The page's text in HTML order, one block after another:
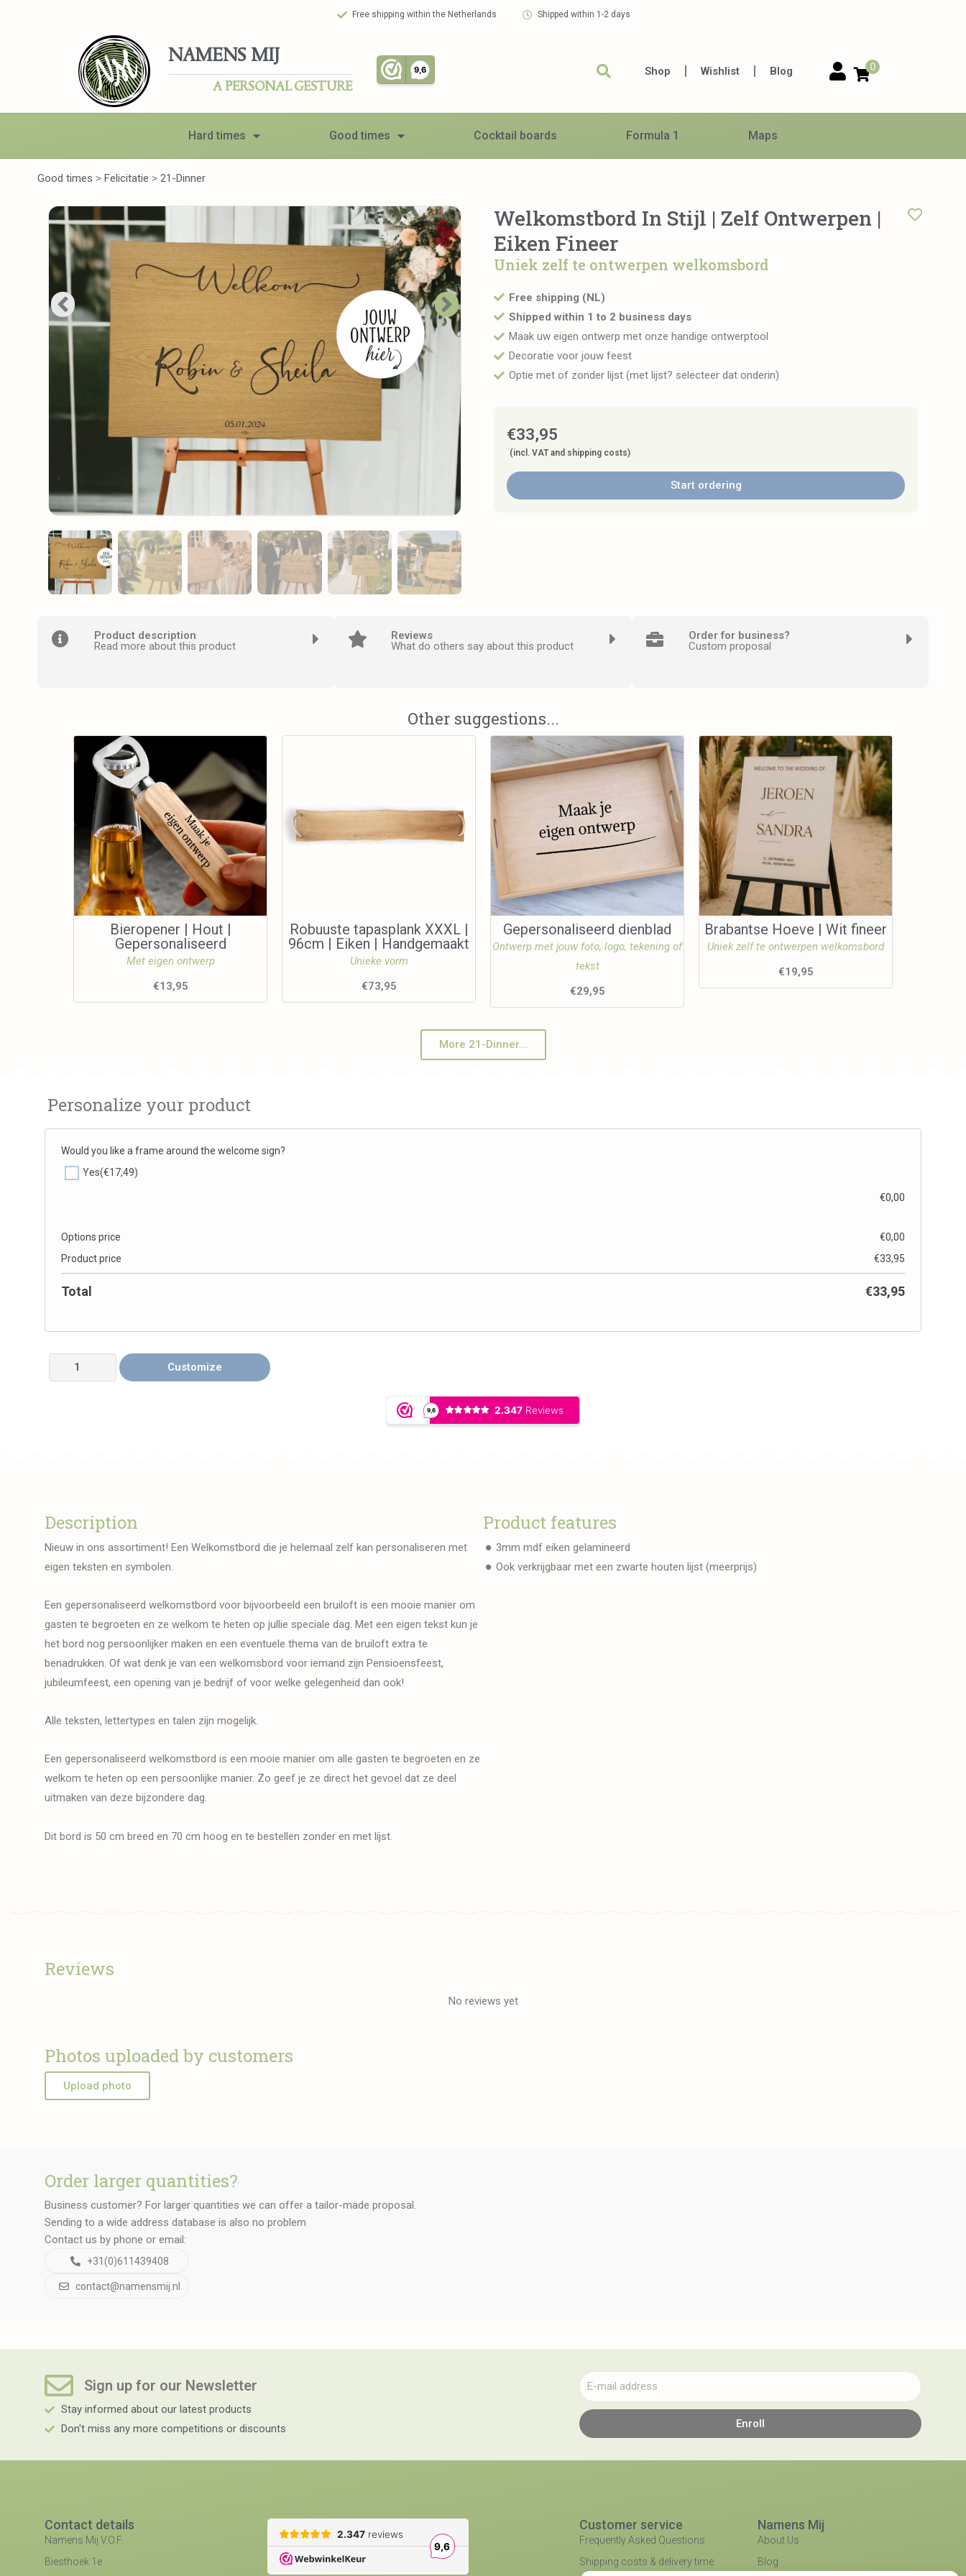
Free shipping within the Netherlands Shipped within 1-2 days
NAMENS MIJ
A PERSONAL GESTURE
Shop Wishlist Blog 0
Hard times Good times Cocktail boards Formula 1 Maps
Good times > Felicitatie > 21-Dinner
Welkomstbord In Stijl | Zelf Ontwerpen |
Eiken Fineer
Uniek zelf te ontwerpen welkomsbord
Free shipping (NL)
Shipped within 1 to 2 business days
Maak uw eigen ontwerp met onze handige ontwerptool
Decoratie voor jouw feest
Optie met of zonder lijst (met lijst? selecteer dat onderin)
€33,95
(incl. VAT and shipping costs)
Start ordering
Product description
Read more about this product
Reviews
What do others say about this product
Order for business?
Custom proposal
Other suggestions...
Bieropener | Hout |
Gepersonaliseerd
Met eigen ontwerp
€13,95
Robuuste tapasplank XXXL |
96cm | Eiken | Handgemaakt
Unieke vorm
€73,95
Gepersonaliseerd dienblad
Ontwerp met jouw foto, logo, tekening of
tekst
€29,95
Brabantse Hoeve | Wit fineer
Uniek zelf te ontwerpen welkomsbord
€19,95
More 21-Dinner...
Personalize your product
Would you like a frame around the welcome sign?
Yes(€17,49)
€0,00
Options price €0,00
Product price
€33,95
Total €33,95
Customize
Description
Nieuw in ons assortiment! Een Welkomstbord die je helemaal zelf kan personaliseren met
eigen teksten en symbolen.
Een gepersonaliseerd welkomstbord voor bijvoorbeeld een bruiloft is een mooie manier om
gasten te begroeten en ze welkom te heten op jullie speciale dag. Met een eigen tekst kun je
het bord nog persoonlijker maken en een eventuele thema van de bruiloft extra te
benadrukken. Of wat denk je van een welkomsbord voor iemand zijn Pensioensfeest,
jubileumfeest, een opening van je bedrijf of voor welke gelegenheid dan ook!
Alle teksten, lettertypes en talen zijn mogelijk.
Een gepersonaliseerd welkomstbord is een mooie manier om alle gasten te begroeten en ze
welkom te heten op een persoonlijke manier. Zo geef je ze direct het gevoel dat ze deel
uitmaken van deze bijzondere dag.
Dit bord is 50 cm breed en 70 cm hoog en te bestellen zonder en met lijst.
Product features
3mm mdf eiken gelamineerd
Ook verkrijgbaar met een zwarte houten lijst (meerprijs)
Reviews
No reviews yet
Photos uploaded by customers
Upload photo
Order larger quantities?
Business customer? For larger quantities we can offer a tailor-made proposal.
Sending to a wide address database is also no problem
Contact us by phone or email:
+31(0)611439408
contact@namensmij.nl
Sign up for our Newsletter​
Stay informed about our latest products
Don't miss any more competitions or discounts
Enroll
Contact details
Namens Mij V.O.F.
Biesthoek 1e
Customer service
Frequently Asked Questions
Shipping costs & delivery time
Namens Mij
About Us
Blog